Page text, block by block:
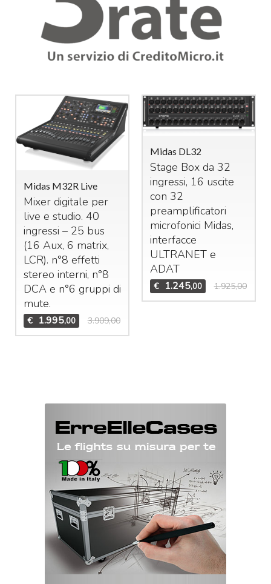
Midas M32R Live
Mixer digitale per
live e studio. 40
ingressi – 25 bus
(16 Aux, 6 matrix,
LCR). n°8 effetti
stereo interni, n°8
DCAe n°6 gruppi di
mute.
€ 1.995,00 3.909,00
Midas DL32
Stage Box da 32
ingressi, 16 uscite
con 32
preamplificatori
microfonici Midas,
interfacce
ULTRANETe
ADAT
€ 1.245,00 1.925,00